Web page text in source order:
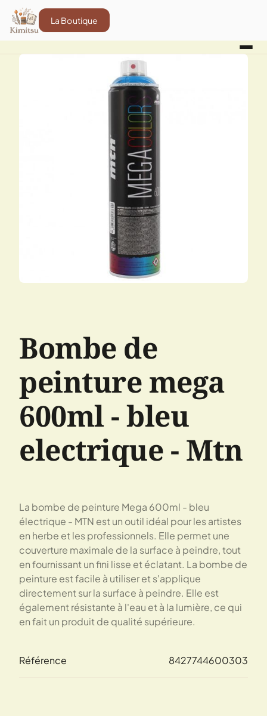
La Boutique
Bombe de
peinture mega
600ml - bleu
electrique - Mtn
La bombe de peinture Mega 600ml - bleu
électrique - MTN est un outil idéal pour les artistes
en herbe et les professionnels. Elle permet une
couverture maximale de la surface à peindre, tout
en fournissant un fini lisse et éclatant. La bombe de
peinture est facile à utiliser et s'applique
directement sur la surface à peindre. Elle est
également résistante à l'eau et à la lumière, ce qui
en fait un produit de qualité supérieure.
Référence 8427744600303